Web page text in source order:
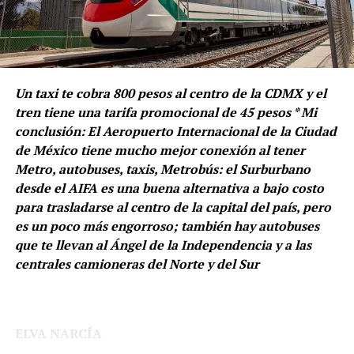
El proyecto transformador de la Cuarta
Transformación, creada e impulsada por AMLO, va por
Andy López Beltrán, pero que podría cambiar su
decisión debido a que está “muy verde”.
Este modelo puede observarse en proveedores como
Protactic, entre otros que hay en el país, que durante
varios sexenios han ofrecido los mejores precios,
generando un ahorro considerable para las instituciones
y fortaleciendo cadenas de suministro más eficientes.
La Sedena tendrá que abrir las puertas y ser más
transparente, pues hay que recordar que en días
pasados se dio a conocer que autoridades abrieron
carpetas de investigación contra una red de
proveedores de dicha Secretaría por presunto fraude
fiscal y sobreprecios que rondan los 700 millones de
pesos, lo que ha generado que se ponga sobre la lupa
varios contratos, como el de placas balísticas, que han
señalado serían de mala calidad.
Un taxi te cobra 800 pesos al centro de la CDMX y el
tren tiene una tarifa promocional de 45 pesos * Mi
conclusión: El Aeropuerto Internacional de la Ciudad
de México tiene mucho mejor conexión al tener
Metro, autobuses, taxis, Metrobús: el Surburbano
desde el AIFA es una buena alternativa a bajo costo
para trasladarse al centro de la capital del país, pero
es un poco más engorroso; también hay autobuses
que te llevan al Ángel de la Independencia y a las
centrales camioneras del Norte y del Sur
ELVA NARCÍA